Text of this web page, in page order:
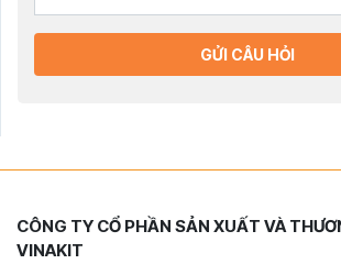
GỬI CÂU HỎI
CÔNG TY CỔ PHẦN SẢN XUẤT VÀ
VINAKIT